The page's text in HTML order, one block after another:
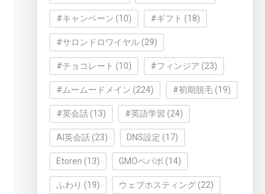
#キャンペーン (10) #ギフト (18)
#サロンドロワイヤル(29)
#チョコレート (10) #フィンジア (23)
#ムームードメイン (224) #初期脱毛(19)
#英会話(13) #英語学習 (24)
AI英会話(23) DNS設定 (17)
Etoren (13) GMOペパボ (14)
ふわり (19) ウェブホスティング(22)